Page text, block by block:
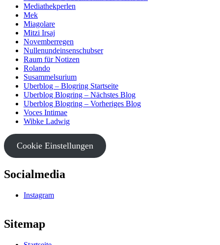
Mediathekperlen
Mek
Miagolare
Mitzi Irsaj
Novemberregen
Nullenundeinsenschubser
Raum für Notizen
Rolando
Susammelsurium
Uberblog – Blogring Startseite
Uberblog Blogring – Nächstes Blog
Uberblog Blogring – Vorheriges Blog
Voces Intimae
Wibke Ladwig
Cookie Einstellungen
Socialmedia
Instagram
Sitemap